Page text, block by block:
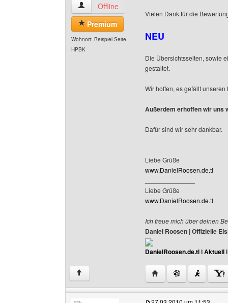
danielroosen Benutzer-Profile anzeigen
Offline
Premium
Wohnort: Beispiel-Seite
HPBK
Vielen Dank für die
NEU
Die Übersichtsseiten, sowie
gestaltet.
Wir hoffen, es gefällt
Außerdem erhoffen wir uns
Dafür sind wir sehr dankbar.
Liebe Grüße
www.DanielRoosen.de.tl
Liebe Grüße
www.DanielRoosen.de.tl
Ich freue mich über deinen
Daniel Roosen | Offizielle
DanielRoosen.de.tlIAktuell
↑ Website dieses